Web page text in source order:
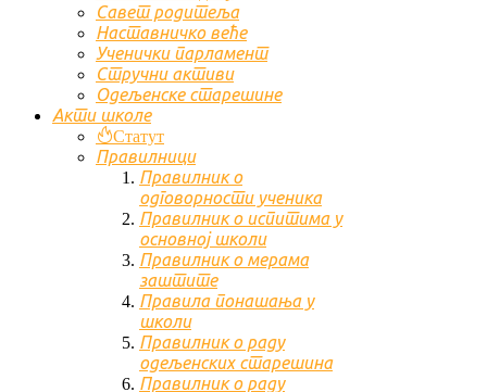
Савет родитеља
Наставничко веће
Ученички парламент
Стручни активи
Одељенске старешине
Акти школе
Статут
Правилници
Правилник о
одговорности ученика
Правилник о испитима у
основној школи
Правилник о мерама
заштите
Правила понашања у
школи
Правилник о раду
одељенских старешина
Правилник о раду